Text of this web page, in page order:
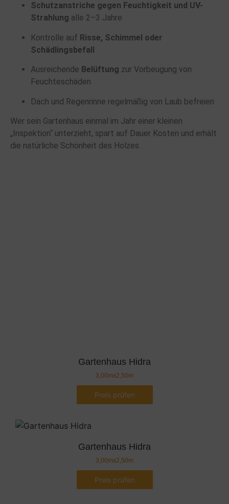
Schutzanstriche gegen Feuchtigkeit und UV-
Strahlung alle 2–3 Jahre
Kontrolle auf Risse, Schimmel oder
Schädlingsbefall
Ausreichende Belüftung zur Vorbeugung von
Feuchteschäden
Dach und Regenrinne regelmäßig von Laub befreien
Wer sein Gartenhaus einmal im Jahr einer kleinen
„Inspektion“ unterzieht, spart auf Dauer Kosten und erhält
die natürliche Schönheit des Holzes.
Gartenhaus Hidra
3,00mx2,50m
Preis prüfen
Gartenhaus Hidra
3,00mx2,50m
Preis prüfen